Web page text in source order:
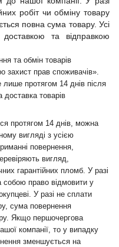
робіт чи обміну товару
повна сума товару. Усі
доставкою та відправкою
та обмін товарів
захист прав споживачів».
протягом 14 днів після
товарів
протягом 14 днів, можна
вигляді з усією
повернення,
вигляд,
гарантійних пломб. У разі
собою право відмовити у
У разі не сплати
сума повернення
Якщо першочергова
компанії, то у випадку
зменшується на